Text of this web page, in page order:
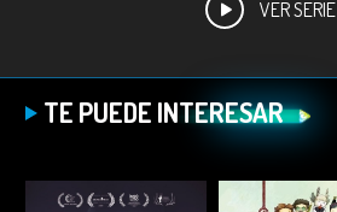
VER SERIE
TE PUEDE INTERESAR